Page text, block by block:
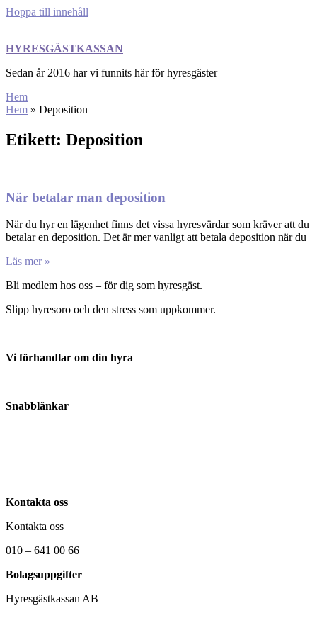
Hoppa till innehåll
HYRESGÄSTKASSAN
Sedan år 2016 har vi funnits här för hyresgäster
Hem
Hem » Deposition
Etikett: Deposition
När betalar man deposition
När du hyr en lägenhet finns det vissa hyresvärdar som kräver att du
betalar en deposition. Det är mer vanligt att betala deposition när du
Läs mer »
Bli medlem hos oss – för dig som hyresgäst.
Slipp hyresoro och den stress som uppkommer.
Vi förhandlar om din hyra
Snabblänkar
Kontakta oss
Kontakta oss
010 – 641 00 66
Bolagsuppgifter
Hyresgästkassan AB